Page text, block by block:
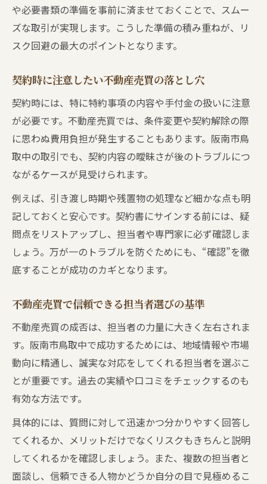
や必要書類の準備を事前に済ませておくことで、スムー
ズな取引が実現します。こうした準備の積み重ねが、リ
スク回避の最大のポイントとなります。
契約時に注意したい不動産売買の落とし穴
契約時には、特に特約事項の内容や手付金の扱いに注意
が必要です。不動産売買では、条件変更や契約解除の際
に思わぬ費用負担が発生することもあります。阪南市鳥
取中の取引でも、契約内容の曖昧さが後のトラブルにつ
ながるケースが見受けられます。
例えば、引き渡し時期や残置物の処理など細かな点も明
記しておくと安心です。契約書にサインする前には、疑
問点をリストアップし、担当者や専門家に必ず確認しま
しょう。万が一のトラブルを防ぐためにも、“確認”を徹
底することが成功のカギとなります。
不動産売買で信頼できる担当者選びの基準
不動産売買の成否は、担当者の力量に大きく左右されま
す。阪南市鳥取中で成功するためには、地域情報や市場
動向に精通し、誠実な対応をしてくれる担当者を選ぶこ
とが重要です。過去の実績や口コミをチェックするのも
有効な方法です。
具体的には、質問に対して迅速かつ分かりやすく回答し
てくれるか、メリットだけでなくリスクもきちんと説明
してくれるかを確認しましょう。また、複数の担当者と
面談し、信頼できる人物かどうか自分の目で見極めるこ